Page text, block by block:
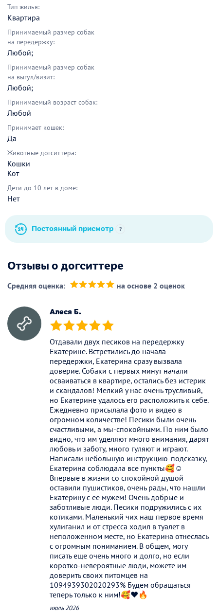
Тип жилья:
Квартира
Принимаемый размер собак
на передержку:
Любой;
Принимаемый размер собак
на выгул/визит:
Любой;
Принимаемый возраст собак:
Любой
Принимает кошек:
Да
Животные догситтера:
Кошки
Кот
Дети до 10 лет в доме:
Нет
Постоянный присмотр ?
Отзывы о догситтере
Средняя оценка: на основе 2 оценок
Алеся Б.
(*) (*) (*) (*) (*)
Отдавали двух песиков на передержку
Екатерине. Встретились до начала
передержки, Екатерина сразу вызвала
доверие. Собаки с первых минут начали
осваиваться в квартире, остались без истерик
и скандалов! Мелкий у нас очень трусливый,
но Екатерине удалось его расположить к себе.
Ежедневно присылала фото и видео в
огромном количестве! Песики были очень
счастливыми, а мы-спокойными. По ним было
видно, что им уделяют много внимания, дарят
любовь и заботу, много гуляют и играют.
Написали небольшую инструкцию-подсказку,
Екатерина соблюдала все пункты🥰☺️
Впервые в жизни со спокойной душой
оставили пушистиков, очень рады, что нашли
Екатерину с ее мужем! Очень добрые и
заботливые люди. Песики подружились с их
котиками. Маленький чих наш первое время
хулиганил и от стресса ходил в туалет в
неположенном месте, но Екатерина отнеслась
с огромным пониманием. В общем, могу
писать еще очень много и долго, но если
коротко-невероятные люди, можете им
доверить своих питомцев на
1094939302020293% Будем обращаться
теперь только к ним!🥰❤️🔥
июль 2026